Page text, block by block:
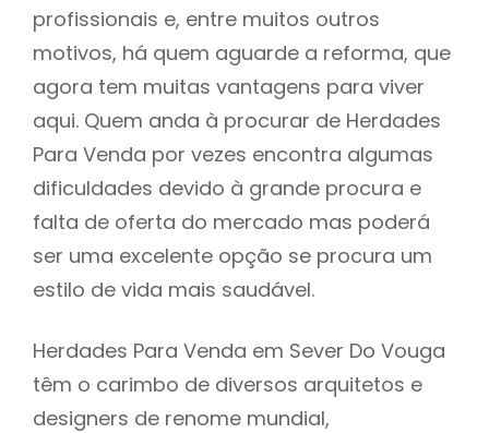
profissionais e, entre muitos outros
motivos, há quem aguarde a reforma, que
agora tem muitas vantagens para viver
aqui. Quem anda à procurar de Herdades
Para Venda por vezes encontra algumas
dificuldades devido à grande procura e
falta de oferta do mercado mas poderá
ser uma excelente opção se procura um
estilo de vida mais saudável.
Herdades Para Venda em Sever Do Vouga
têm o carimbo de diversos arquitetos e
designers de renome mundial,